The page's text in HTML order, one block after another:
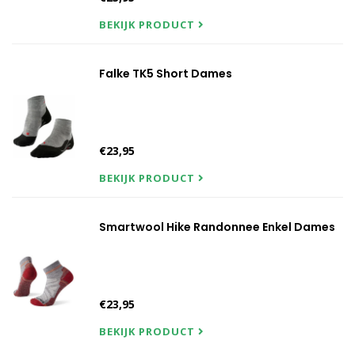
BEKIJK PRODUCT
Falke TK5 Short Dames
€23,95
BEKIJK PRODUCT
Smartwool Hike Randonnee Enkel Dames
€23,95
BEKIJK PRODUCT